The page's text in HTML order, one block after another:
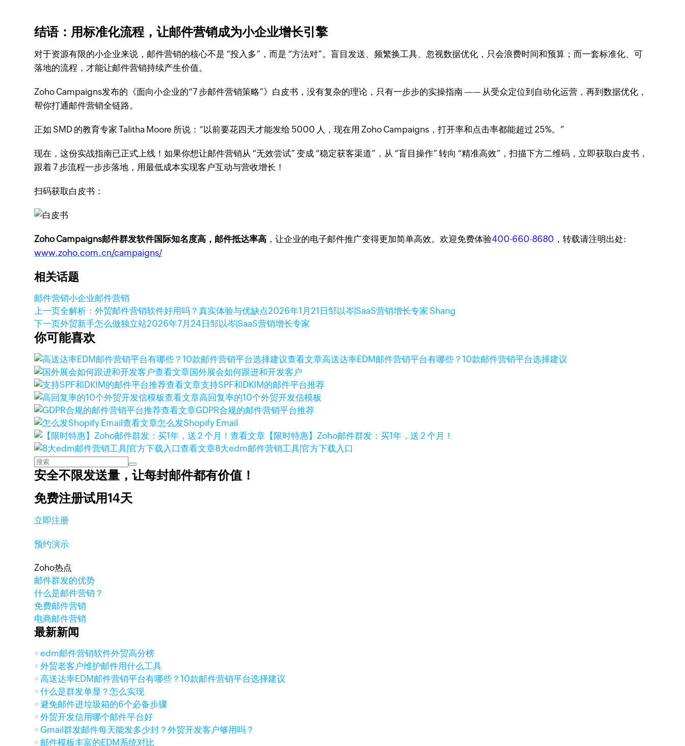
结语：用标准化流程，让邮件营销成为小企业增长引擎
对于资源有限的小企业来说，邮件营销的核心不是 “投入多”，而是 “方法对”。盲目发送、频繁换工具、忽视数据优化，只会浪费时间和预算；而一套标准化、可
落地的流程，才能让邮件营销持续产生价值。
Zoho Campaigns发布的《面向小企业的“7 步邮件营销策略”》白皮书，没有复杂的理论，只有一步步的实操指南 —— 从受众定位到自动化运营，再到数据优化，
帮你打通邮件营销全链路。
正如 SMD 的教育专家 Talitha Moore 所说：“以前要花四天才能发给 5000 人，现在用 Zoho Campaigns，打开率和点击率都能超过 25%。”
现在，这份实战指南已正式上线！如果你想让邮件营销从 “无效尝试” 变成 “稳定获客渠道”，从 “盲目操作” 转向 “精准高效”，扫描下方二维码，立即获取白皮书，
跟着 7 步流程一步步落地，用最低成本实现客户互动与营收增长！
扫码获取白皮书：
Zoho Campaigns邮件群发软件国际知名度高，邮件抵达率高 ，让企业的电子邮件推广变得更加简单高效。欢迎免费体验400-660-8680 ，转载请注明出处:
www.zoho.com.cn/campaigns/
相关话题
邮件营销小企业邮件营销
上一页全解析：外贸邮件营销软件好用吗？真实体验与优缺点2026年1月21日邹以岑|SaaS营销增长专家 Shang
下一页外贸新手怎么做独立站2026年7月24日邹以岑|SaaS营销增长专家
你可能喜欢
查看文章高送达率EDM邮件营销平台有哪些？10款邮件营销平台选择建议
查看文章国外展会如何跟进和开发客户
查看文章支持SPF和DKIM的邮件平台推荐
查看文章高回复率的10个外贸开发信模板
查看文章GDPR合规的邮件营销平台推荐
查看文章怎么发Shopify Email
查看文章 【限时特惠】Zoho邮件群发：买1年，送 2 个月！
查看文章8大edm邮件营销工具|官方下载入口
安全不限发送量，让每封邮件都有价值！
免费注册试用14天
立即注册
预约演示
Zoho热点
邮件群发的优势
什么是邮件营销？
免费邮件营销
电商邮件营销
最新新闻
edm邮件营销软件外贸高分榜
外贸老客户维护邮件用什么工具
高送达率EDM邮件营销平台有哪些？10款邮件营销平台选择建议
什么是群发单显？怎么实现
避免邮件进垃圾箱的6个必备步骤
外贸开发信用哪个邮件平台好
Gmail群发邮件每天能发多少封？外贸开发客户够用吗？
邮件模板丰富的EDM系统对比